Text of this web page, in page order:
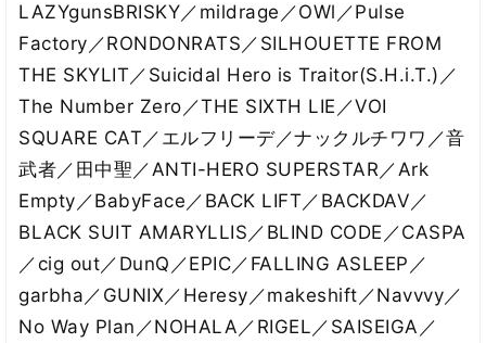
LAZYgunsBRISKY／mildrage／OWl／Pulse
Factory／RONDONRATS／SILHOUETTE FROM
THE SKYLIT／Suicidal Hero is Traitor(S.H.i.T.)／
The Number Zero／THE SIXTH LIE／VOI
SQUARE CAT／エルフリーデ／ナックルチワワ／音
武者／田中聖／ANTI-HERO SUPERSTAR／Ark
Empty／BabyFace／BACK LIFT／BACKDAV／
BLACK SUIT AMARYLLIS／BLIND CODE／CASPA
／cig out／DunQ／EPIC／FALLING ASLEEP／
garbha／GUNIX／Heresy／makeshift／Navvvy／
No Way Plan／NOHALA／RIGEL／SAISEIGA／